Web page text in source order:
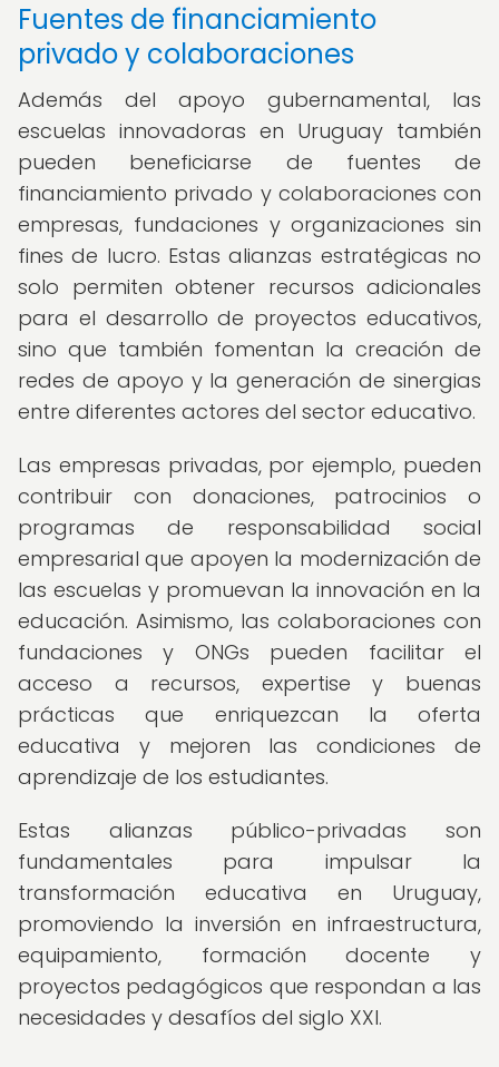
Fuentes de financiamiento
privado y colaboraciones
Además del apoyo gubernamental, las
escuelas innovadoras en Uruguay también
pueden beneficiarse de fuentes de
financiamiento privado y colaboraciones con
empresas, fundaciones y organizaciones sin
fines de lucro. Estas alianzas estratégicas no
solo permiten obtener recursos adicionales
para el desarrollo de proyectos educativos,
sino que también fomentan la creación de
redes de apoyo y la generación de sinergias
entre diferentes actores del sector educativo.
Las empresas privadas, por ejemplo, pueden
contribuir con donaciones, patrocinios o
programas de responsabilidad social
empresarial que apoyen la modernización de
las escuelas y promuevan la innovación en la
educación. Asimismo, las colaboraciones con
fundaciones y ONGs pueden facilitar el
acceso a recursos, expertise y buenas
prácticas que enriquezcan la oferta
educativa y mejoren las condiciones de
aprendizaje de los estudiantes.
Estas alianzas público-privadas son
fundamentales para impulsar la
transformación educativa en Uruguay,
promoviendo la inversión en infraestructura,
equipamiento, formación docente y
proyectos pedagógicos que respondan a las
necesidades y desafíos del siglo XXI.